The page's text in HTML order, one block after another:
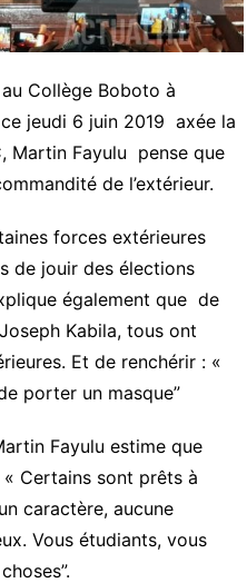
Collège Boboto à
jeudi 6 juin 2019 axée la
Martin Fayulu pense que
de l’extérieur.
forces extérieures
de jouir des élections
également que de
Kabila, tous ont
Et de renchérir : «
porter un masque”
Fayulu estime que
Certains sont prêts à
caractère, aucune
Vous étudiants, vous